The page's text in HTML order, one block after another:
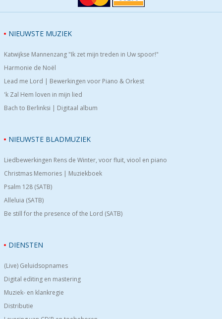
NIEUWSTE MUZIEK
Katwijkse Mannenzang "Ik zet mijn treden in Uw spoor!"
Harmonie de Noël
Lead me Lord | Bewerkingen voor Piano & Orkest
'k Zal Hem loven in mijn lied
Bach to Berlinksi | Digitaal album
NIEUWSTE BLADMUZIEK
Liedbewerkingen Rens de Winter, voor fluit, viool en piano
Christmas Memories | Muziekboek
Psalm 128 (SATB)
Alleluia (SATB)
Be still for the presence of the Lord (SATB)
DIENSTEN
(Live) Geluidsopnames
Digital editing en mastering
Muziek- en klankregie
Distributie